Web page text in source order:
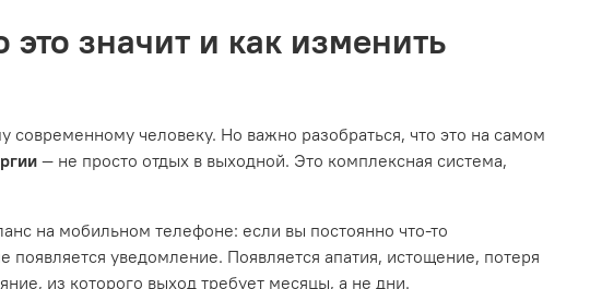
это значит и как изменить
современному человеку. Но важно разобраться, что это на самом
— не просто отдых в выходной. Это комплексная система,
на мобильном телефоне: если вы постоянно что-то
появляется уведомление. Появляется апатия, истощение, потеря
из которого выход требует месяцы, а не дни.